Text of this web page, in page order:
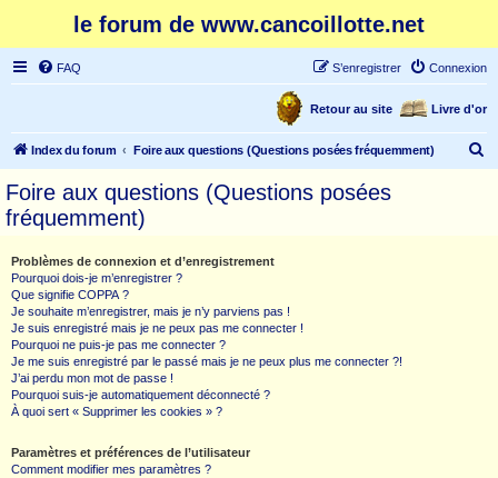
le forum de www.cancoillotte.net
FAQ Connexion
S’enregistrer
Livre d'or
Retour au site
Index du forum Foire aux questions (Questions posées fréquemment)
Foire aux questions (Questions posées
fréquemment)
Problèmes de connexion et d’enregistrement
Pourquoi dois-je m’enregistrer ?
Que signifie COPPA ?
Je souhaite m’enregistrer, mais je n’y parviens pas !
Je suis enregistré mais je ne peux pas me connecter !
Pourquoi ne puis-je pas me connecter ?
Je me suis enregistré par le passé mais je ne peux plus me connecter ?!
J’ai perdu mon mot de passe !
Pourquoi suis-je automatiquement déconnecté ?
À quoi sert « Supprimer les cookies » ?
Paramètres et préférences de l’utilisateur
Comment modifier mes paramètres ?